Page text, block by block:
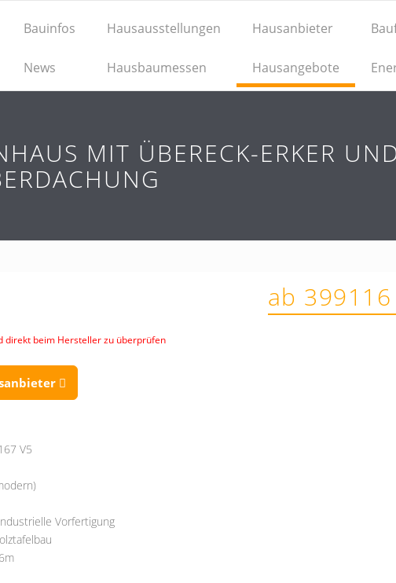
Bauinfos
News
Hausausstellungen
Hausbaumessen
Hausanbieter
Hausangebote
MIT ÜBERECK-ERKER
ab
direkt beim Hersteller zu überprüfen
V5
Vorfertigung